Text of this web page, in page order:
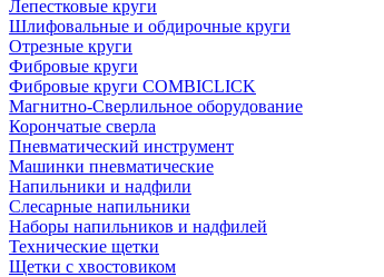
Лепестковые круги
Шлифовальные и обдирочные круги
Отрезные круги
Фибровые круги
Фибровые круги COMBICLICK
Магнитно-Сверлильное оборудование
Корончатые сверла
Пневматический инструмент
Машинки пневматические
Напильники и надфили
Слесарные напильники
Наборы напильников и надфилей
Технические щетки
Щетки с хвостовиком